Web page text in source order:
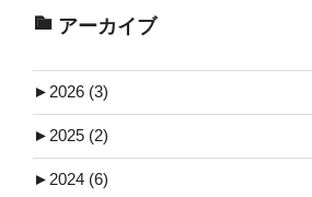
アーカイブ
► 2026 (3)
► 2025 (2)
► 2024 (6)